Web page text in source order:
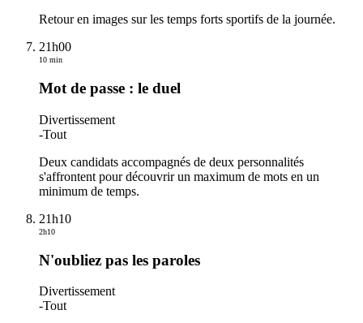
Retour en images sur les temps forts sportifs de la journée.
21h00
10 min
Mot de passe : le duel
Divertissement
-Tout
Deux candidats accompagnés de deux personnalités
s'affrontent pour découvrir un maximum de mots en un
minimum de temps.
21h10
2h10
N'oubliez pas les paroles
Divertissement
-Tout